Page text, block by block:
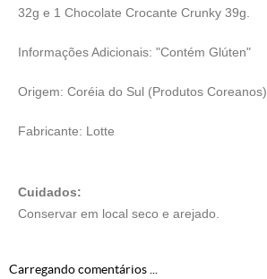
32g e 1 Chocolate Crocante Crunky 39g.
Informações Adicionais: "Contém Glúten"
Origem: Coréia do Sul (Produtos Coreanos)
Fabricante: Lotte
Cuidados:
Conservar em local seco e arejado.
Carregando comentários ...